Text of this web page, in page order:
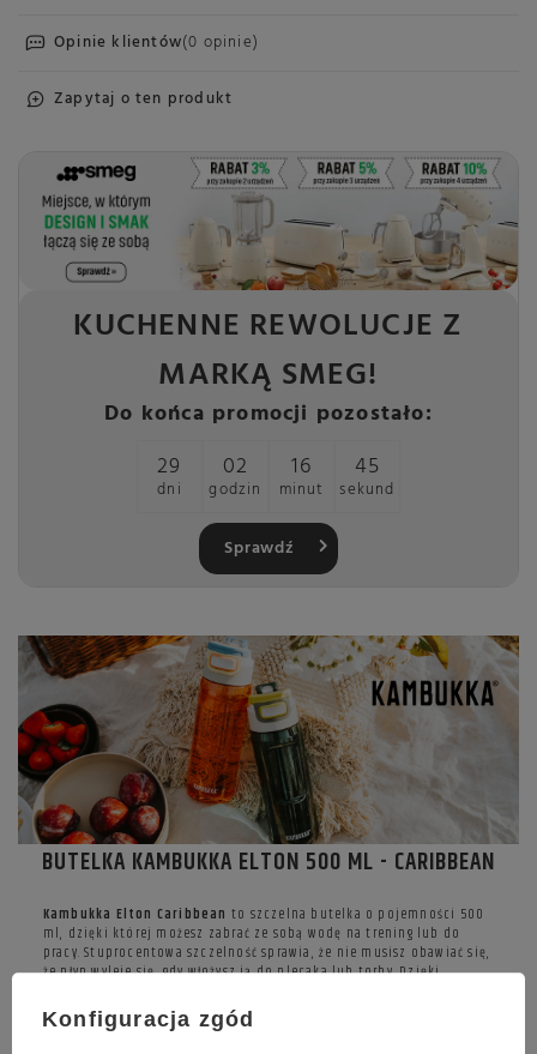
Opinie klientów(0 opinie)
Zapytaj o ten produkt
KUCHENNE REWOLUCJE Z
MARKĄ SMEG!
Do końca promocji pozostało:
29
dni
02
godzin
16
minut
45
sekund
Sprawdź
BUTELKA KAMBUKKA ELTON 500 ML - CARIBBEAN
Kambukka Elton Caribbean to szczelna butelka o pojemności 500
ml, dzięki której możesz zabrać ze sobą wodę na trening lub do
pracy. Stuprocentowa szczelność sprawia, że nie musisz obawiać się,
że płyn wyleje się, gdy włożysz ją do plecaka lub torby. Dzięki
samochodzie, na spacerze, czy w podróży. Teraz możesz cieszyć się
swoim ulubionym napojem, gdzie tylko chcesz.
Konfiguracja zgód